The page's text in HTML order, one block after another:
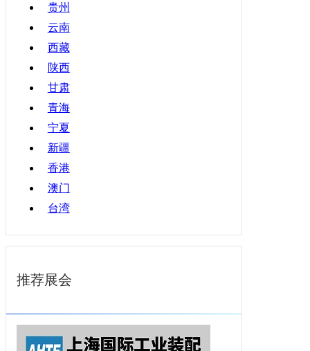
贵州
云南
西藏
陕西
甘肃
青海
宁夏
新疆
香港
澳门
台湾
推荐展会